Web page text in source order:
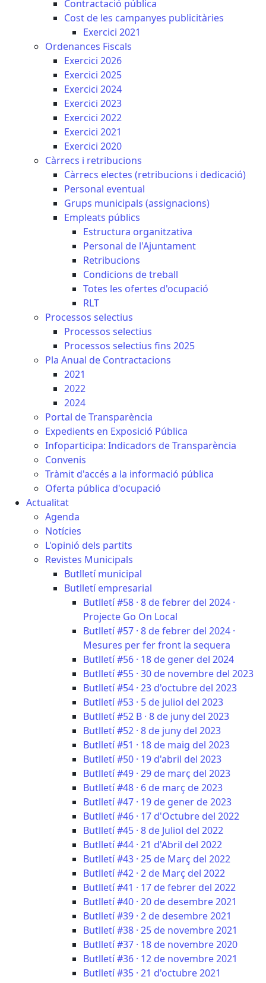
Contractació pública
Cost de les campanyes publicitàries
Exercici 2021
Ordenances Fiscals
Exercici 2026
Exercici 2025
Exercici 2024
Exercici 2023
Exercici 2022
Exercici 2021
Exercici 2020
Càrrecs i retribucions
Càrrecs electes (retribucions i dedicació)
Personal eventual
Grups municipals (assignacions)
Empleats públics
Estructura organitzativa
Personal de l'Ajuntament
Retribucions
Condicions de treball
Totes les ofertes d'ocupació
RLT
Processos selectius
Processos selectius
Processos selectius fins 2025
Pla Anual de Contractacions
2021
2022
2024
Portal de Transparència
Expedients en Exposició Pública
Infoparticipa: Indicadors de Transparència
Convenis
Tràmit d'accés a la informació pública
Oferta pública d'ocupació
Actualitat
Agenda
Notícies
L'opinió dels partits
Revistes Municipals
Butlletí municipal
Butlletí empresarial
Butlletí #58 · 8 de febrer del 2024 ·
Projecte Go On Local
Butlletí #57 · 8 de febrer del 2024 ·
Mesures per fer front la sequera
Butlletí #56 · 18 de gener del 2024
Butlletí #55 · 30 de novembre del 2023
Butlletí #54 · 23 d'octubre del 2023
Butlletí #53 · 5 de juliol del 2023
Butlletí #52 B · 8 de juny del 2023
Butlletí #52 · 8 de juny del 2023
Butlletí #51 · 18 de maig del 2023
Butlletí #50 · 19 d'abril del 2023
Butlletí #49 · 29 de març del 2023
Butlletí #48 · 6 de març de 2023
Butlletí #47 · 19 de gener de 2023
Butlletí #46 · 17 d'Octubre del 2022
Butlletí #45 · 8 de Juliol del 2022
Butlletí #44 · 21 d'Abril del 2022
Butlletí #43 · 25 de Març del 2022
Butlletí #42 · 2 de Març del 2022
Butlletí #41 · 17 de febrer del 2022
Butlletí #40 · 20 de desembre 2021
Butlletí #39 · 2 de desembre 2021
Butlletí #38 · 25 de novembre 2021
Butlletí #37 · 18 de novembre 2020
Butlletí #36 · 12 de novembre 2021
Butlletí #35 · 21 d'octubre 2021